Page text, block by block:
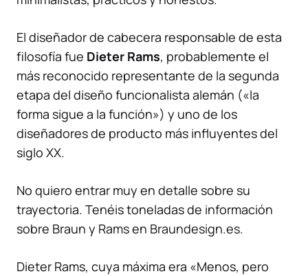
El diseñador de cabecera responsable de esta
filosofía fue Dieter Rams, probablemente el
más reconocido representante de la segunda
etapa del diseño funcionalista alemán («la
forma sigue a la función») y uno de los
diseñadores de producto más influyentes del
siglo XX.
No quiero entrar muy en detalle sobre su
trayectoria. Tenéis toneladas de información
sobre Braun y Rams en Braundesign.es.
Dieter Rams, cuya máxima era «Menos, pero